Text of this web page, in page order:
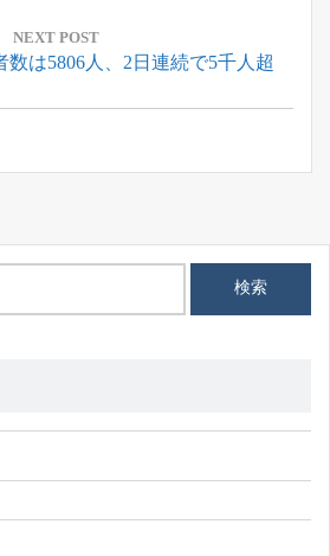
NEXT POST
は5806人、2日連続で5千人超